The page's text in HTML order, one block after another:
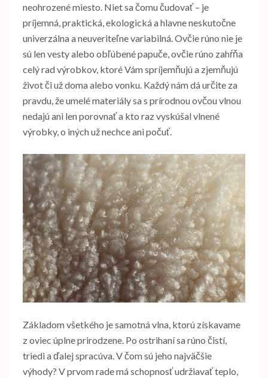
neohrozené miesto. Niet sa čomu čudovať – je
príjemná, praktická, ekologická a hlavne neskutočne
univerzálna a neuveriteľne variabilná. Ovčie rúno nie je
sú len vesty alebo obľúbené papuče, ovčie rúno zahŕňa
celý rad výrobkov, ktoré Vám spríjemňujú a zjemňujú
život či už doma alebo vonku. Každý nám dá určite za
pravdu, že umelé materiály sa s prírodnou ovčou vlnou
nedajú ani len porovnať a kto raz vyskúšal vlnené
výrobky, o iných už nechce ani počuť.
Základom všetkého je samotná vlna, ktorú získavame
z oviec úplne prirodzene. Po ostrihaní sa rúno čistí,
triedi a ďalej spracúva. V čom sú jeho najväčšie
výhody? V prvom rade má schopnosť udržiavať teplo,